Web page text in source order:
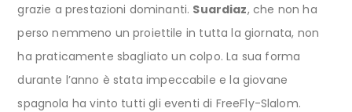
grazie a prestazioni dominanti. Suardiaz, che non ha
perso nemmeno un proiettile in tutta la giornata, non
ha praticamente sbagliato un colpo. La sua forma
durante l’anno è stata impeccabile e la giovane
spagnola ha vinto tutti gli eventi di FreeFly-Slalom.